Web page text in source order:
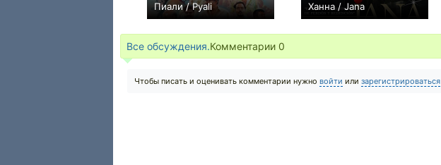
Пиали / Pyali
0
Ханна / Jana
0
Все обсуждения.Комментарии 0
Чтобы писать и оценивать комментарии нужно войти или зарегистрироваться